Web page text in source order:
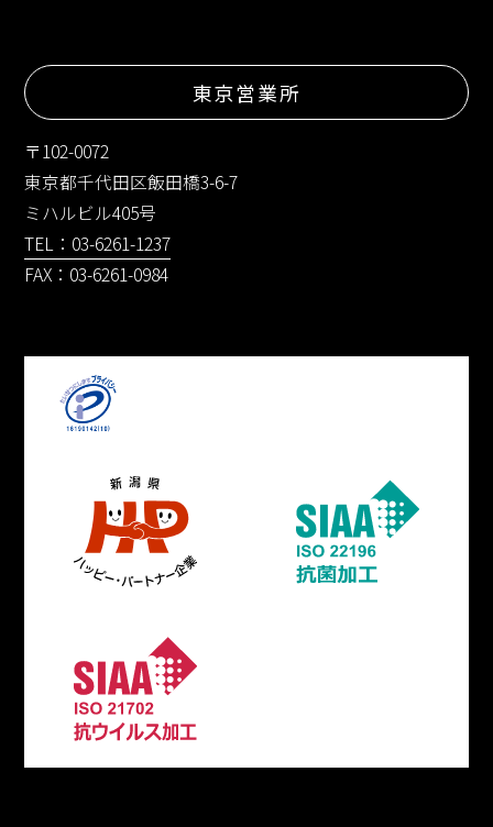
東京営業所
〒102-0072
東京都千代田区飯田橋3-6-7
ミハルビル405号
TEL：03-6261-1237
FAX：03-6261-0984